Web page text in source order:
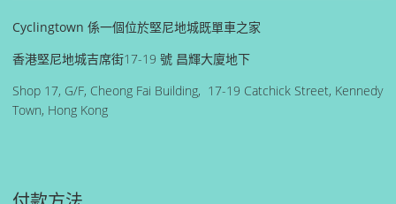
Cyclingtown 係一個位於堅尼地城既單車之家
香港堅尼地城吉席街17-19 號 昌輝大廈地下
Shop 17, G/F, Cheong Fai Building, 17-19 Catchick Street, Kennedy
Town, Hong Kong